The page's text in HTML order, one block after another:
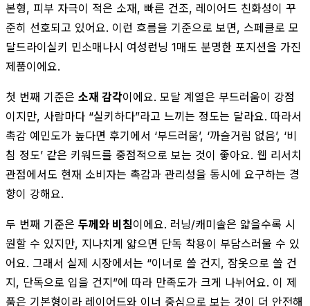
본형, 피부 자극이 적은 소재, 빠른 건조, 레이어드 친화성이 꾸
준히 선호되고 있어요. 이런 흐름을 기준으로 보면, 스페클로 모
달드라이실키 민소매나시 여성런닝 1매도 분명한 포지션을 가진
제품이에요.
첫 번째 기준은 소재 감각이에요. 모달 계열은 부드러움이 강점
이지만, 사람마다 “실키하다”라고 느끼는 정도는 달라요. 따라서
촉감 예민도가 높다면 후기에서 ‘부드러움’, ‘까슬거림 없음’, ‘비
침 정도’ 같은 키워드를 중점적으로 보는 것이 좋아요. 웹 리서치
관점에서도 현재 소비자는 촉감과 관리성을 동시에 요구하는 경
향이 강해요.
두 번째 기준은 두께와 비침이에요. 러닝/캐미솔은 얇을수록 시
원할 수 있지만, 지나치게 얇으면 단독 착용이 부담스러울 수 있
어요. 그래서 실제 시장에서는 “이너로 쓸 건지, 잠옷으로 쓸 건
지, 단독으로 입을 건지”에 따라 만족도가 크게 나뉘어요. 이 제
품은 기본형이라 레이어드와 이너 중심으로 보는 것이 더 안전해